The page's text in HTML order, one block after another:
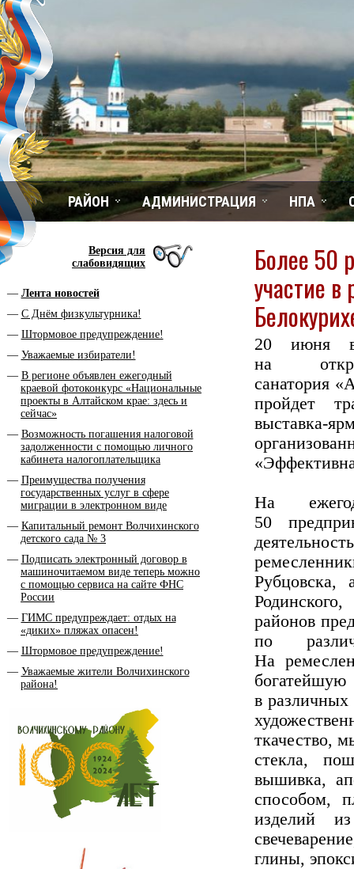
РАЙОН АДМИНИСТРАЦИЯ НПА
Версия для
слабовидящих
Лента новостей
С Днём физкультурника!
Штормовое предупреждение!
Уважаемые избиратели!
В регионе объявлен ежегодный
краевой фотоконкурс «Национальные
проекты в Алтайском крае: здесь и
сейчас»
Возможность погашения налоговой
задолженности с помощью личного
кабинета налогоплательщика
Преимущества получения
государственных услуг в сфере
миграции в электронном виде
Капитальный ремонт Волчихинского
детского сада № 3
Подписать электронный договор в
машиночитаемом виде теперь можно
с помощью сервиса на сайте ФНС
России
ГИМС предупреждает: отдых на
«диких» пляжах опасен!
Штормовое предупреждение!
Уважаемые жители Волчихинского
района!
Более 50
участие
20 июня в
на
санатория
пройдет
На
50
Рубцовска,
районов
по
На
в различных
ткачество,
стекла,
вышивка,
способом,
изделий
глины,